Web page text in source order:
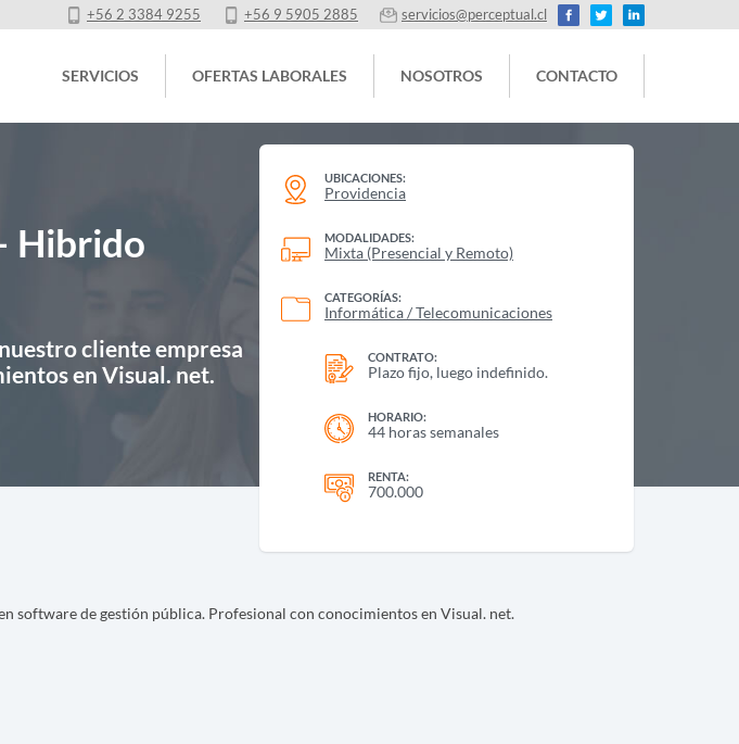
+56 2 3384 9255 +56 9 5905 2885 servicios@perceptual.cl
SERVICIOS OFERTAS LABORALES NOSOTROS CONTACTO
Hibrido
cliente empresa
en Visual. net.
UBICACIONES:
Providencia
MODALIDADES:
Mixta (Presencial y Remoto)
CATEGORÍAS:
Informática / Telecomunicaciones
CONTRATO:
Plazo fijo, luego indefinido.
HORARIO:
44 horas semanales
RENTA:
700.000
software de gestión pública. Profesional con conocimientos en Visual. net.